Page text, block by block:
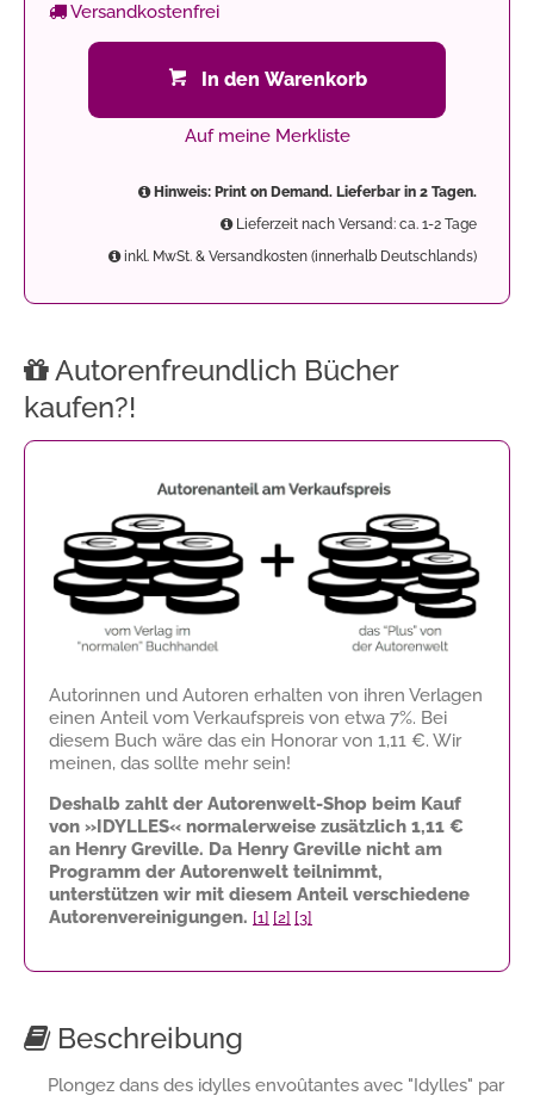
Versandkostenfrei
In den Warenkorb
Auf meine Merkliste
Hinweis: Print on Demand. Lieferbar in 2 Tagen.
Lieferzeit nach Versand: ca. 1-2 Tage
inkl. MwSt. & Versandkosten (innerhalb Deutschlands)
Autorenfreundlich Bücher
kaufen?!
Autorinnen und Autoren erhalten von ihren Verlagen
einen Anteil vom Verkaufspreis von etwa 7%. Bei
diesem Buch wäre das ein Honorar von 1,11 €. Wir
meinen, das sollte mehr sein!
Deshalb zahlt der Autorenwelt-Shop beim Kauf
von »IDYLLES« normalerweise zusätzlich 1,11 €
an Henry Greville. Da Henry Greville nicht am
Programm der Autorenwelt teilnimmt,
unterstützen wir mit diesem Anteil verschiedene
Autorenvereinigungen. [1] [2] [3]
Beschreibung
Plongez dans des idylles envoûtantes avec "Idylles" par